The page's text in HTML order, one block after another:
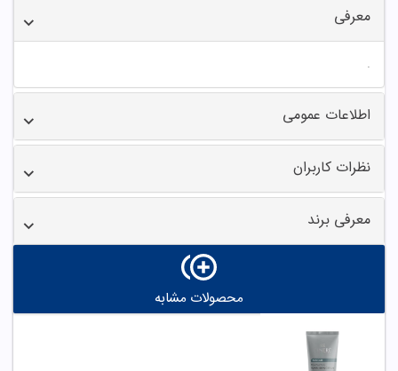
معرفی
.
اطلاعات عمومی
نظرات کاربران
معرفی برند
محصولات مشابه